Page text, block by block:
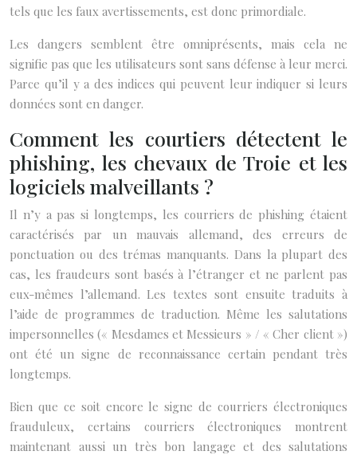
tels que les faux avertissements, est donc primordiale.
Les dangers semblent être omniprésents, mais cela ne
signifie pas que les utilisateurs sont sans défense à leur merci.
Parce qu’il y a des indices qui peuvent leur indiquer si leurs
données sont en danger.
Comment les courtiers détectent le
phishing, les chevaux de Troie et les
logiciels malveillants ?
Il n’y a pas si longtemps, les courriers de phishing étaient
caractérisés par un mauvais allemand, des erreurs de
ponctuation ou des trémas manquants. Dans la plupart des
cas, les fraudeurs sont basés à l’étranger et ne parlent pas
eux-mêmes l’allemand. Les textes sont ensuite traduits à
l’aide de programmes de traduction. Même les salutations
impersonnelles (« Mesdames et Messieurs » / « Cher client »)
ont été un signe de reconnaissance certain pendant très
longtemps.
Bien que ce soit encore le signe de courriers électroniques
frauduleux, certains courriers électroniques montrent
maintenant aussi un très bon langage et des salutations